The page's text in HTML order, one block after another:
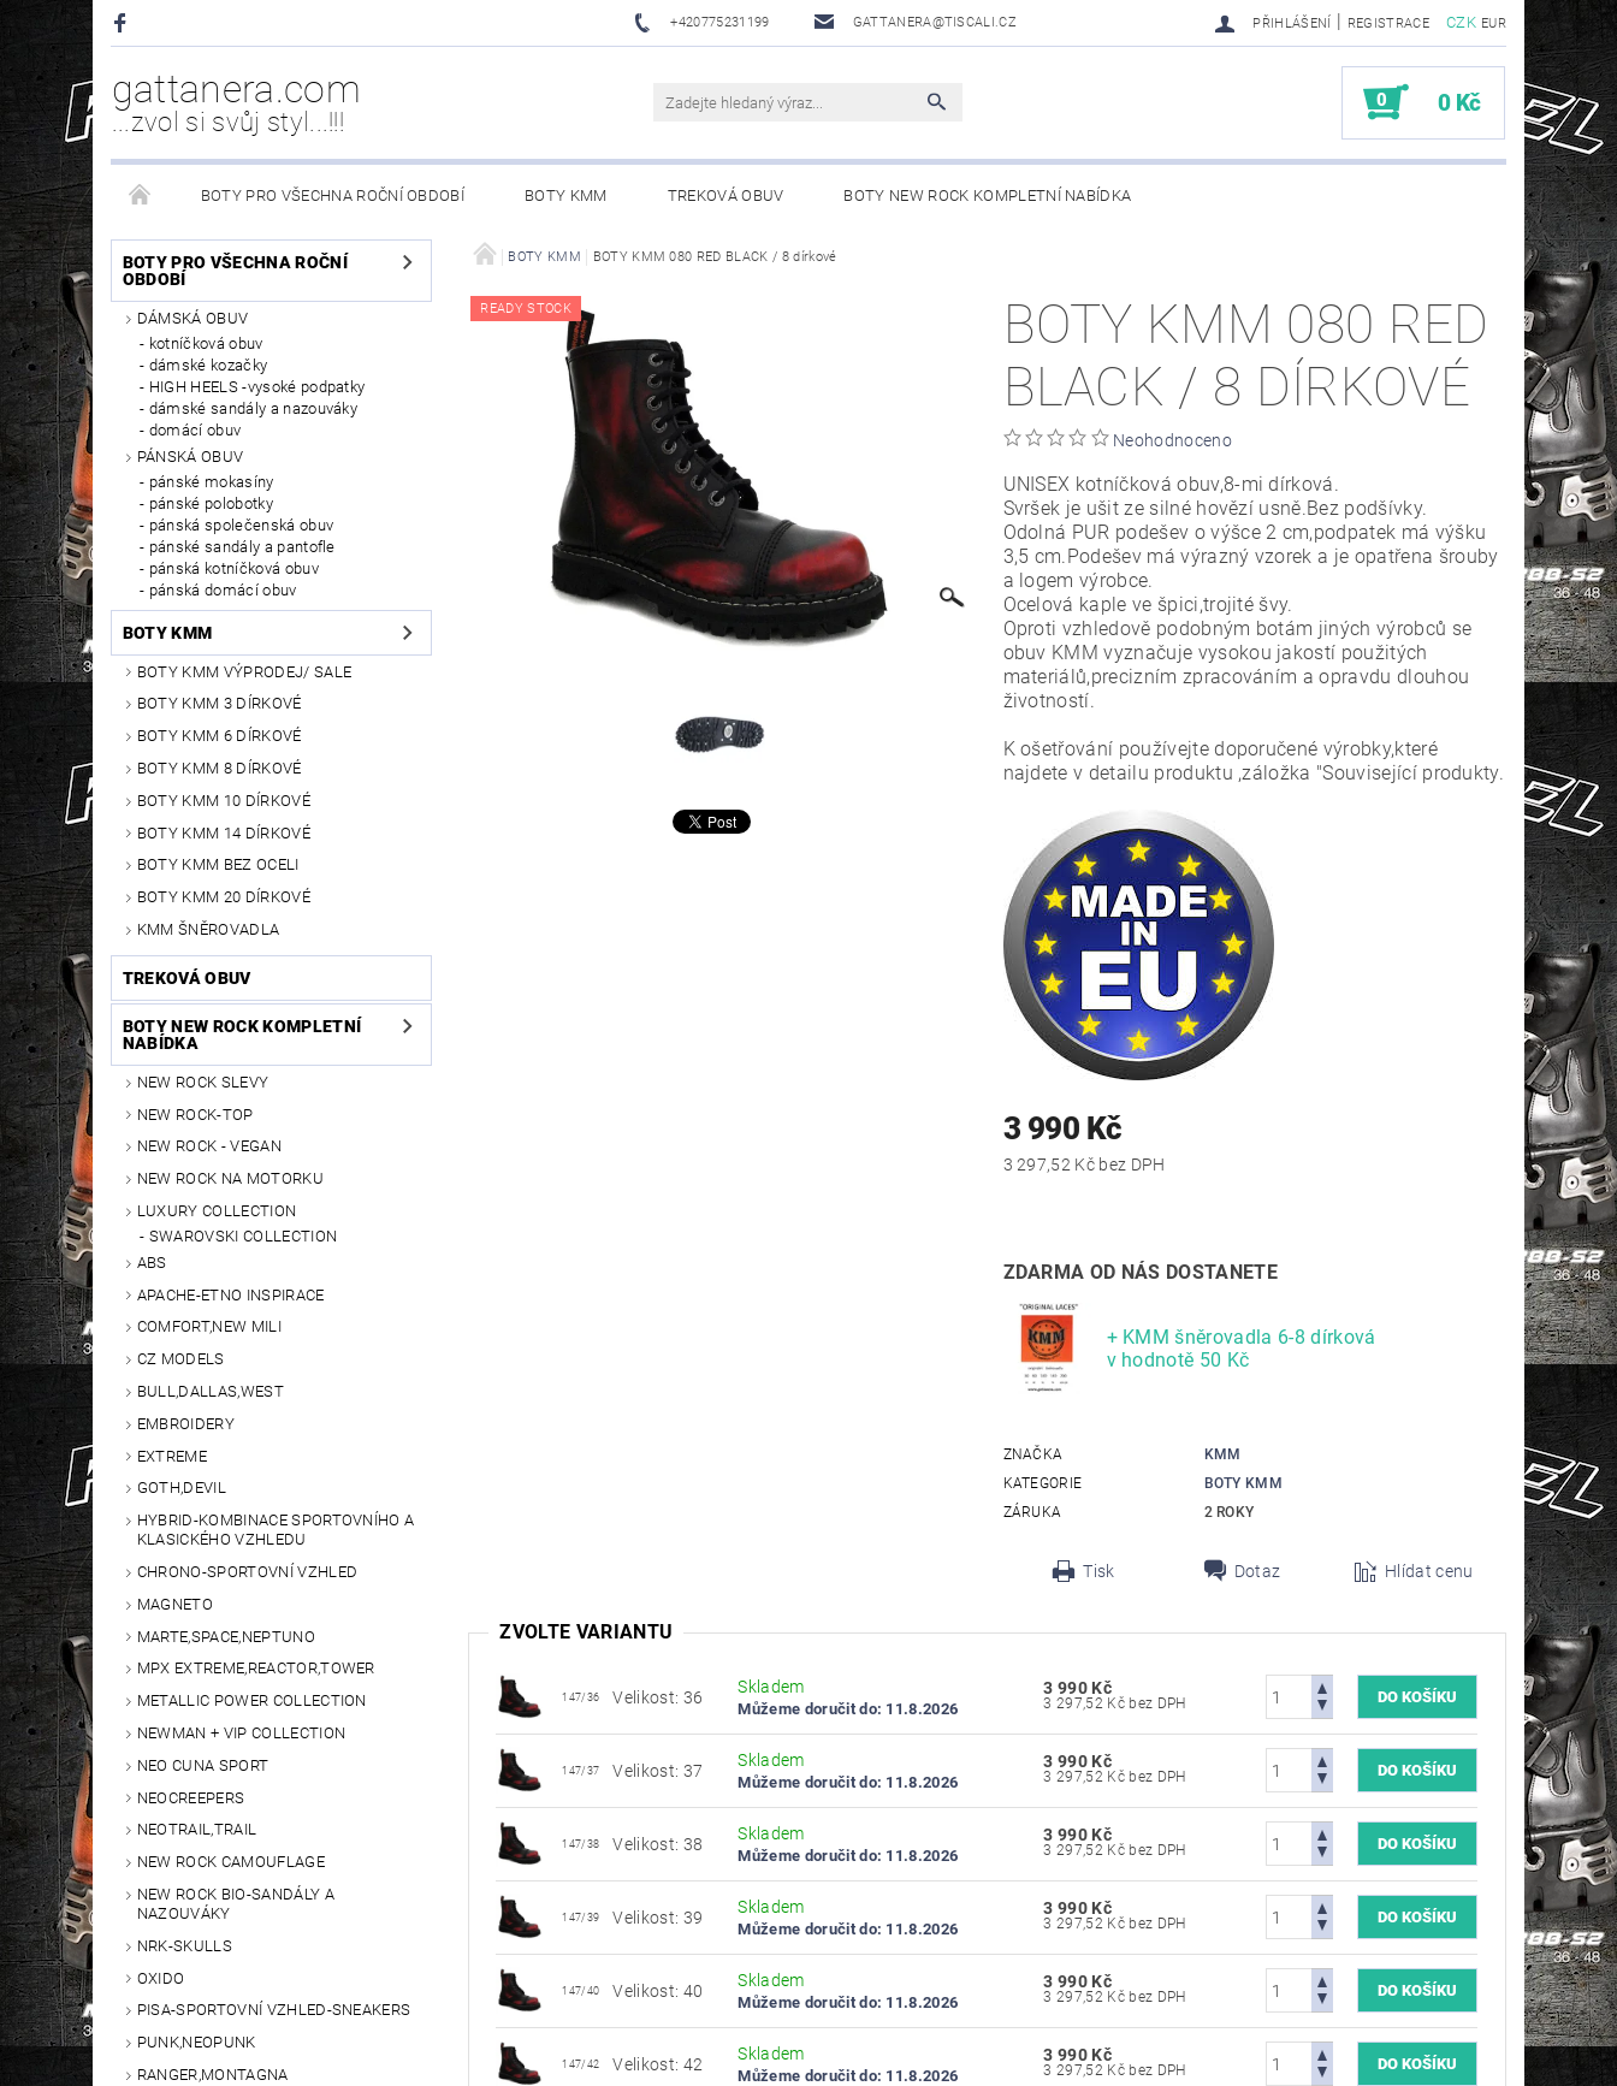
+420775231199 GATTANERA@TISCALI.CZ CZK EUR
PŘIHLÁŠENÍ | REGISTRACE
gattanera.com
...zvol si svůj styl...!!!
0 0 Kč
BOTY PRO VŠECHNA ROČNÍ OBDOBÍ BOTY KMM TREKOVÁ OBUV BOTY NEW ROCK KOMPLETNÍ NABÍDKA
NEW ROCK DOPLŇKY/NÁHRADNÍ DÍLY WESTERNOVÁ OBUV WESTERN BELTS /WESTERNOVÉ OPASKY/
PÉČE O OBUV
BOTY PRO VŠECHNA ROČNÍ
OBDOBÍ
DÁMSKÁ OBUV
kotníčková obuv
dámské kozačky
HIGH HEELS -vysoké podpatky
dámské sandály a nazouváky
domácí obuv
PÁNSKÁ OBUV
pánské mokasíny
pánské polobotky
pánská společenská obuv
pánské sandály a pantofle
pánská kotníčková obuv
pánská domácí obuv
BOTY KMM
BOTY KMM VÝPRODEJ/ SALE
BOTY KMM 3 DÍRKOVÉ
BOTY KMM 6 DÍRKOVÉ
BOTY KMM 8 DÍRKOVÉ
BOTY KMM 10 DÍRKOVÉ
BOTY KMM 14 DÍRKOVÉ
BOTY KMM BEZ OCELI
BOTY KMM 20 DÍRKOVÉ
KMM ŠNĚROVADLA
TREKOVÁ OBUV
BOTY NEW ROCK KOMPLETNÍ
NABÍDKA
NEW ROCK SLEVY
NEW ROCK-TOP
NEW ROCK - VEGAN
NEW ROCK NA MOTORKU
LUXURY COLLECTION
SWAROVSKI COLLECTION
ABS
APACHE-ETNO INSPIRACE
COMFORT,NEW MILI
CZ MODELS
BULL,DALLAS,WEST
EMBROIDERY
EXTREME
GOTH,DEVIL
HYBRID-KOMBINACE SPORTOVNÍHO A
KLASICKÉHO VZHLEDU
CHRONO-SPORTOVNÍ VZHLED
MAGNETO
MARTE,SPACE,NEPTUNO
MPX EXTREME,REACTOR,TOWER
METALLIC POWER COLLECTION
NEWMAN + VIP COLLECTION
NEO CUNA SPORT
NEOCREEPERS
NEOTRAIL,TRAIL
NEW ROCK CAMOUFLAGE
NEW ROCK BIO-SANDÁLY A
NAZOUVÁKY
NRK-SKULLS
OXIDO
PISA-SPORTOVNÍ VZHLED-SNEAKERS
PUNK,NEOPUNK
RANGER,MONTAGNA
BOTY KMM BOTY KMM 080 RED BLACK / 8 dírkové
READY STOCK
BOTY KMM 080 RED
BLACK / 8 DÍRKOVÉ
Neohodnoceno
UNISEX kotníčková obuv,8-mi dírková.
Svršek je ušit ze silné hovězí usně.Bez podšívky.
Odolná PUR podešev o výšce 2 cm,podpatek má výšku
3,5 cm.Podešev má výrazný vzorek a je opatřena šrouby
a logem výrobce.
Ocelová kaple ve špici,trojité švy.
Oproti vzhledově podobným botám jiných výrobců se
obuv KMM vyznačuje vysokou jakostí použitých
materiálů,precizním zpracováním a opravdu dlouhou
životností.
K ošetřování používejte doporučené výrobky,které
najdete v detailu produktu ,záložka "Související produkty.
3 990 Kč
3 297,52 Kč bez DPH
ZDARMA OD NÁS DOSTANETE
+ KMM šněrovadla 6-8 dírková
v hodnotě 50 Kč
ZNAČKA
KMM
KATEGORIE
BOTY KMM
ZÁRUKA
2 ROKY
Tisk Dotaz Hlídat cenu
ZVOLTE VARIANTU
147/36 Velikost: 36
Skladem
Můžeme doručit do: 11.8.2026
3 990 Kč
3 297,52 Kč bez DPH
147/37 Velikost: 37
Skladem
Můžeme doručit do: 11.8.2026
3 990 Kč
3 297,52 Kč bez DPH
147/38 Velikost: 38
Skladem
Můžeme doručit do: 11.8.2026
3 990 Kč
3 297,52 Kč bez DPH
147/39 Velikost: 39
Skladem
Můžeme doručit do: 11.8.2026
3 990 Kč
3 297,52 Kč bez DPH
147/40 Velikost: 40
Skladem
Můžeme doručit do: 11.8.2026
3 990 Kč
3 297,52 Kč bez DPH
147/42 Velikost: 42
Skladem
Můžeme doručit do: 11.8.2026
3 990 Kč
3 297,52 Kč bez DPH